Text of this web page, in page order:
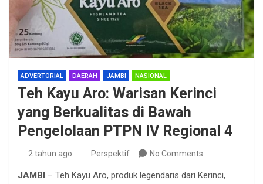
ADVERTORIAL DAERAH JAMBI NASIONAL
Teh Kayu Aro: Warisan Kerinci
yang Berkualitas di Bawah
Pengelolaan PTPN IV Regional 4
2 tahun ago Perspektif No Comments
JAMBI – Teh Kayu Aro, produk legendaris dari Kerinci,